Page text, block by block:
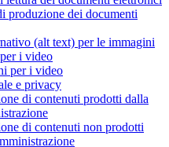
produzione dei documenti
(alt text) per le immagini
i video
per i video
e privacy
di contenuti prodotti dalla
di contenuti non prodotti